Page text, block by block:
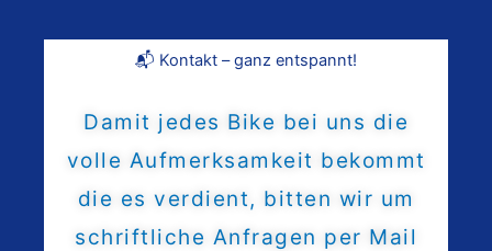
📬 Kontakt – ganz entspannt!
Damit jedes Bike bei uns die
volle Aufmerksamkeit bekommt
die es verdient, bitten wir um
schriftliche Anfragen per Mail